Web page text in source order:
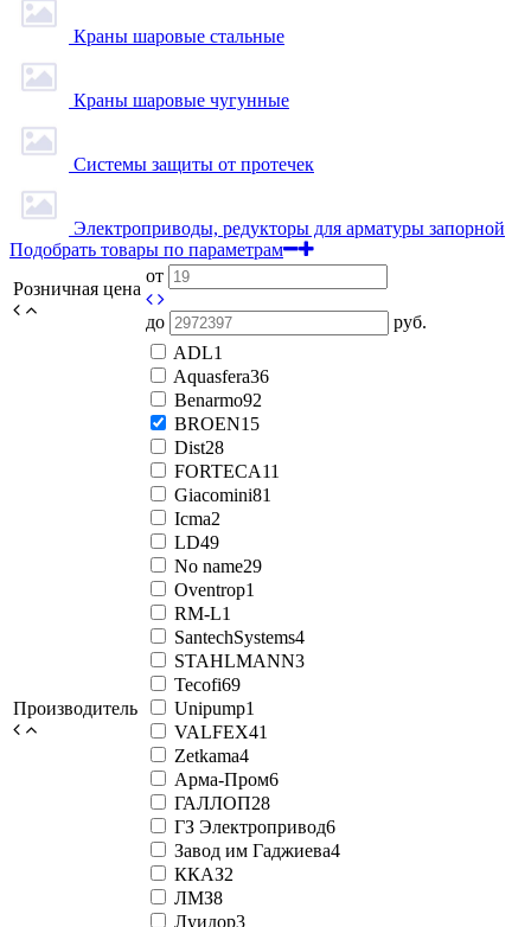
Краны шаровые стальные
Краны шаровые чугунные
Системы защиты от протечек
Электроприводы, редукторы для арматуры запорной
Подобрать товары по параметрам
Розничная цена
от
до руб.
Производитель
ADL1
Aquasfera36
Benarmo92
BROEN15
Dist28
FORTECA11
Giacomini81
Icma2
LD49
No name29
Oventrop1
RM-L1
SantechSystems4
STAHLMANN3
Tecofi69
Unipump1
VALFEX41
Zetkama4
Арма-Пром6
ГАЛЛОП28
ГЗ Электропривод6
Завод им Гаджиева4
ККАЗ2
ЛМЗ8
Луидор3